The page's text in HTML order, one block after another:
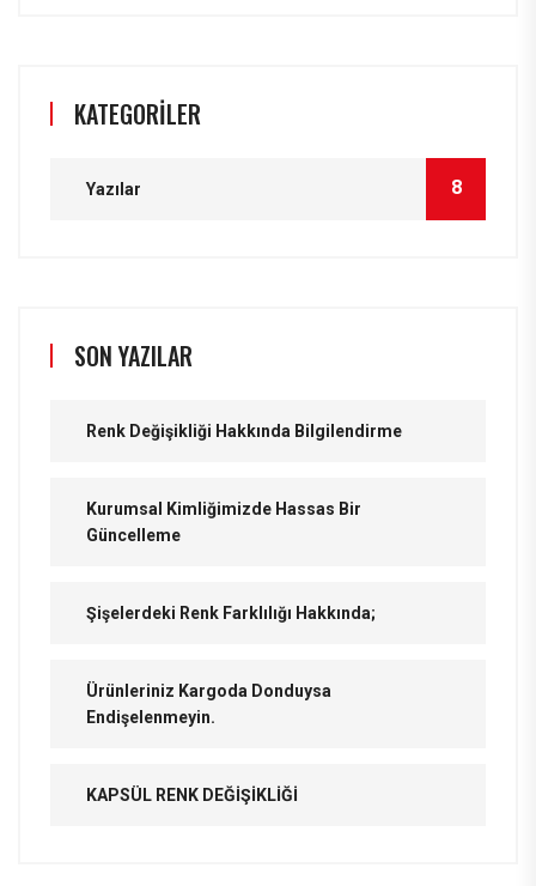
KATEGORILER
Yazılar 8
SON YAZILAR
Renk Değişikliği Hakkında Bilgilendirme
Kurumsal Kimliğimizde Hassas Bir
Güncelleme
Şişelerdeki Renk Farklılığı Hakkında;
Ürünleriniz Kargoda Donduysa
Endişelenmeyin.
KAPSÜL RENK DEĞİŞİKLİĞİ